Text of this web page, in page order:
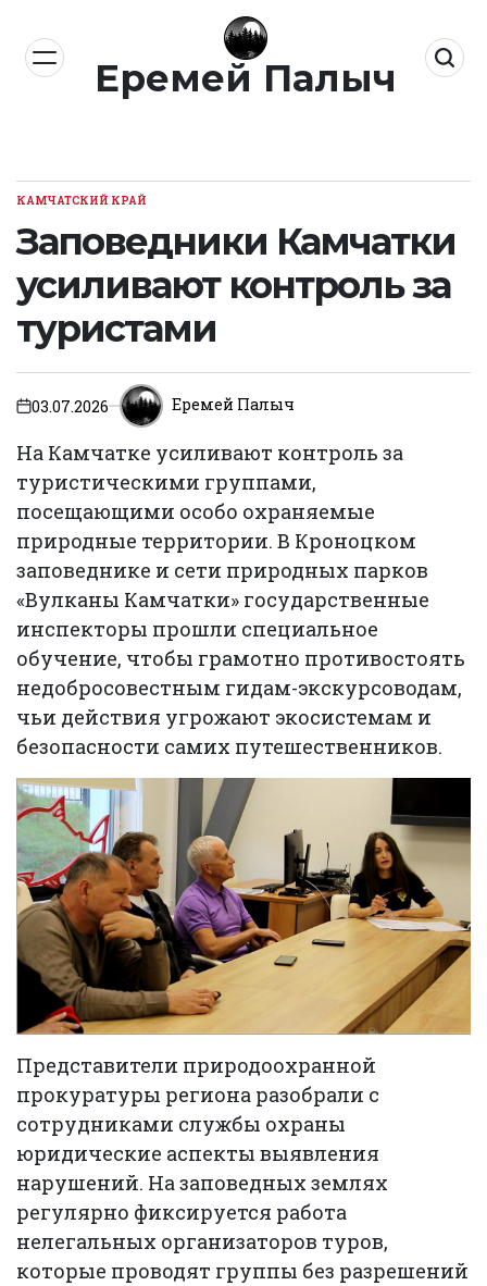
содержимомуЕремей Палыч
ОПУБЛИКОВАНО
КАМЧАТСКИЙ КРАЙ
Заповедники Камчатки
усиливают контроль за
туристами
on03.07.2026 Еремей Палыч
На Камчатке усиливают контроль за
туристическими группами,
посещающими особо охраняемые
природные территории. В Кроноцком
заповеднике и сети природных парков
«Вулканы Камчатки» государственные
инспекторы прошли специальное
обучение, чтобы грамотно противостоять
недобросовестным гидам-экскурсоводам,
чьи действия угрожают экосистемам и
безопасности самих путешественников.
Представители природоохранной
прокуратуры региона разобрали с
сотрудниками службы охраны
юридические аспекты выявления
нарушений. На заповедных землях
регулярно фиксируется работа
нелегальных организаторов туров,
которые проводят группы без разрешений